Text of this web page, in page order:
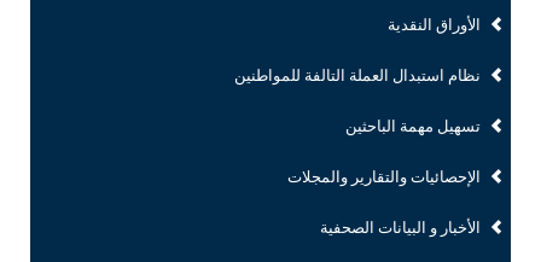
الأوراق النقدية
نظام استبدال العملة التالفة للمواطنين
تسهيل مهمة الباحثين
الإحصائيات والتقارير والمجلات
الأخبار و البيانات الصحفية